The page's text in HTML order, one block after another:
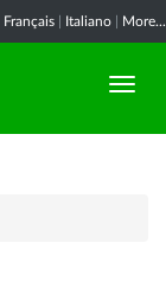
Français Italiano More...